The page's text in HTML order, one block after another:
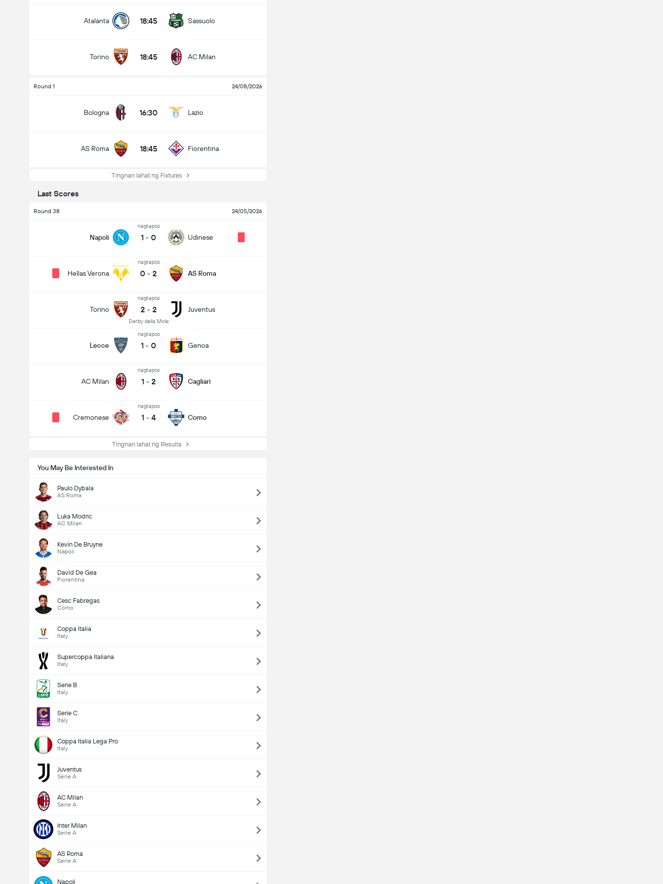
Atalanta 18:45 Sassuolo
Torino 18:45 AC Milan
Round 1 24/08/2026
Bologna 16:30 Lazio
AS Roma 18:45 Fiorentina
Tingnan lahat ng Fixtures
Last Scores
Round 38 24/05/2026
Napoli
nagtapos
1 - 0 Udinese
Hellas Verona
nagtapos
0 - 2 AS Roma
Torino
nagtapos
2 - 2
Derby della Mole
Juventus
Lecce
nagtapos
1 - 0 Genoa
AC Milan
nagtapos
1 - 2 Cagliari
Cremonese
nagtapos
1 - 4 Como
Tingnan lahat ng Resulta
You May Be Interested In
Paulo Dybala
AS Roma
Luka Modric
AC Milan
Kevin De Bruyne
Napoli
David De Gea
Fiorentina
Cesc Fabregas
Como
Coppa Italia
Italy
Supercoppa Italiana
Italy
Serie B
Italy
Serie C
Italy
Coppa Italia Lega Pro
Italy
Juventus
Serie A
AC Milan
Serie A
Inter Milan
Serie A
AS Roma
Serie A
Napoli